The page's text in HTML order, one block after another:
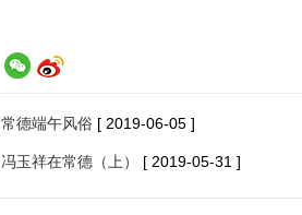
常德端午风俗 [ 2019-06-05 ]
冯玉祥在常德（上） [ 2019-05-31 ]